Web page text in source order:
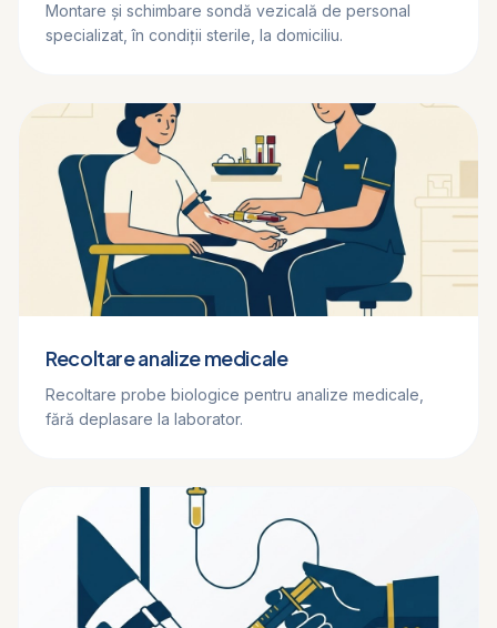
Montare și schimbare sondă vezicală de personal
specializat, în condiții sterile, la domiciliu.
Recoltare analize medicale
Recoltare probe biologice pentru analize medicale,
fără deplasare la laborator.